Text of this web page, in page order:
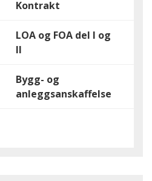
Kontrakt
LOA og FOA del I og
II
Bygg- og
anleggsanskaffelse